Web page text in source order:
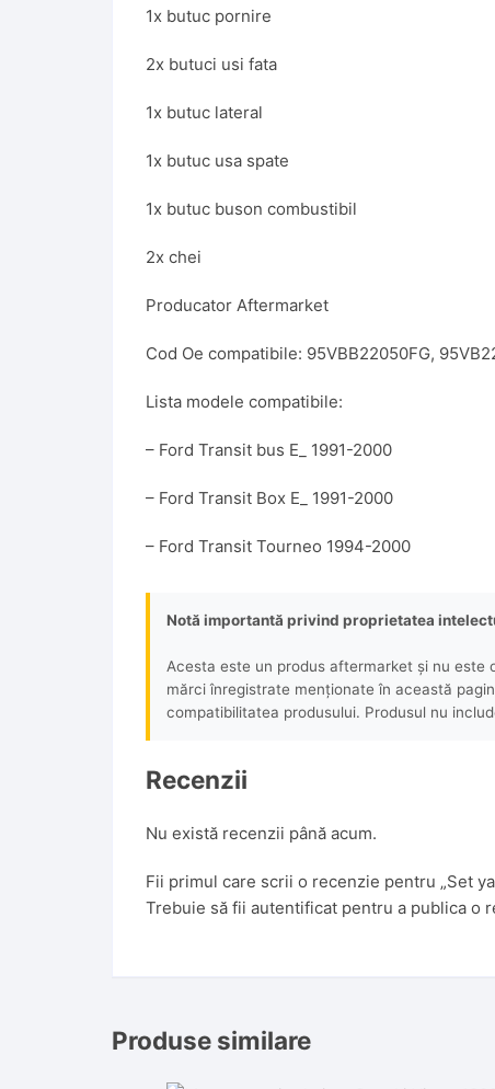
1x butuc pornire
2x butuci usi fata
1x butuc lateral
1x butuc usa spate
1x butuc buson combustibil
2x chei
Producator Aftermarket
Cod Oe compatibile: 95VBB22050FG,
Lista modele compatibile:
– Ford Transit bus E_ 1991-2000
– Ford Transit Box E_ 1991-2000
– Ford Transit Tourneo 1994-2000
Notă importantă privind proprietatea
Acesta este un produs aftermarket și nu este
mărci înregistrate menționate în această
compatibilitatea produsului. Produsul nu
Recenzii
Nu există recenzii până acum.
Fii primul care scrii o recenzie pentru „Set
Trebuie să fii autentificat pentru a publica o
Produse similare